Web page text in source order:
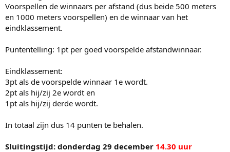
Voorspellen de winnaars per afstand (dus beide 500 meters
en 1000 meters voorspellen) en de winnaar van het
eindklassement.
Puntentelling: 1pt per goed voorspelde afstandwinnaar.
Eindklassement:
3pt als de voorspelde winnaar 1e wordt.
2pt als hij/zij 2e wordt en
1pt als hij/zij derde wordt.
In totaal zijn dus 14 punten te behalen.
Sluitingstijd: donderdag 29 december 14.30 uur